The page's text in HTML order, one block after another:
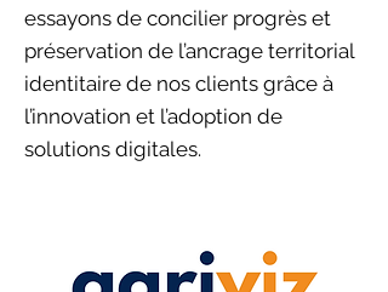
essayons de concilier progrès et
préservation de l’ancrage territorial
identitaire de nos clients grâce à
l’innovation et l’adoption de
solutions digitales.